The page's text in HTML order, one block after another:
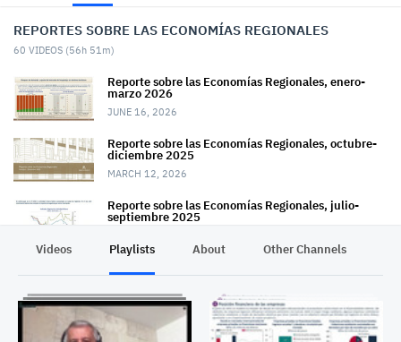
REPORTES SOBRE LAS ECONOMÍAS REGIONALES
60 VIDEOS (56h 51m)
Reporte sobre las Economías Regionales, enero-
marzo 2026
JUNE 16, 2026
Reporte sobre las Economías Regionales, octubre-
diciembre 2025
MARCH 12, 2026
Reporte sobre las Economías Regionales, julio-
septiembre 2025
2025
SEPTEMBER 11, 2025
Reporte sobre las Economías Regionales, enero-
Videos Playlists About Other Channels